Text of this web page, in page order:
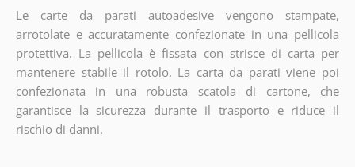
Le carte da parati autoadesive vengono stampate,
arrotolate e accuratamente confezionate in una pellicola
protettiva. La pellicola è fissata con strisce di carta per
mantenere stabile il rotolo. La carta da parati viene poi
confezionata in una robusta scatola di cartone, che
garantisce la sicurezza durante il trasporto e riduce il
rischio di danni.